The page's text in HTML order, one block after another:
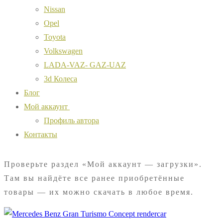
Nissan
Opel
Toyota
Volkswagen
LADA-VAZ- GAZ-UAZ
3d Колеса
Блог
Мой аккаунт
Профиль автора
Контакты
Проверьте раздел «Мой аккаунт — загрузки».
Там вы найдёте все ранее приобретённые
товары — их можно скачать в любое время.